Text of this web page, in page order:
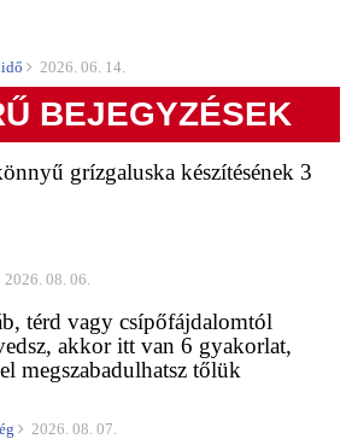
2026. 06. 14.
BEJEGYZÉSEK
grízgaluska készítésének 3
2026. 08. 06.
térd vagy csípőfájdalomtól
akkor itt van 6 gyakorlat,
megszabadulhatsz tőlük
2026. 08. 07.